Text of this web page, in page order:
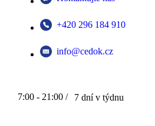
+420 296 184 910
info@cedok.cz
7:00 - 21:00 / 7 dní v týdnu